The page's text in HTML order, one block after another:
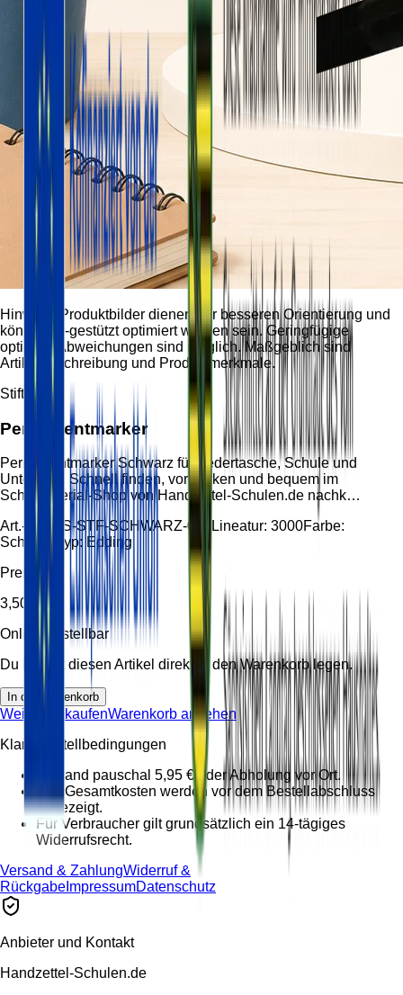
Hinweis:
Produktbilder dienen der besseren Orientierung und
können KI-gestützt optimiert worden sein. Geringfügige
optische Abweichungen sind möglich. Maßgeblich sind
Artikelbeschreibung und Produktmerkmale.
Stifte
Permanentmarker
Permanentmarker Schwarz für Federtasche, Schule und
Unterricht. Schnell finden, vormerken und bequem im
Schulmaterial-Shop von Handzettel-Schulen.de nachk…
Art.-Nr.: HS-STF-SCHWARZ-001 Lineatur: 3000Farbe:
Schwarz
Typ: Edding
Preis
3,50 €
Online bestellbar
Du kannst diesen Artikel direkt in den Warenkorb legen.
In den Warenkorb
Weiter einkaufenWarenkorb ansehen
Klare Bestellbedingungen
Versand pauschal 5,95 € oder Abholung vor Ort.
Alle Gesamtkosten werden vor dem Bestellabschluss
angezeigt.
Für Verbraucher gilt grundsätzlich ein 14-tägiges
Widerrufsrecht.
Versand & ZahlungWiderruf &
Rückgabe ImpressumDatenschutz
Anbieter und Kontakt
Handzettel-Schulen.de